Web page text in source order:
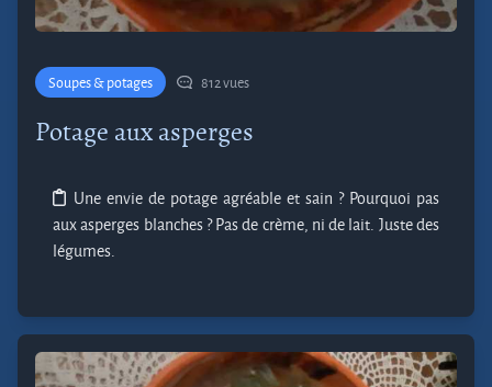
Soupes & potages 812 vues
Potage aux asperges
Une envie de potage agréable et sain ? Pourquoi pas
aux asperges blanches ? Pas de crème, ni de lait. Juste des
légumes.